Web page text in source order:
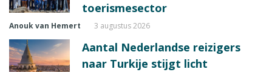
toerismesector
Anouk van Hemert 3 augustus 2026
Aantal Nederlandse reizigers
naar Turkije stijgt licht